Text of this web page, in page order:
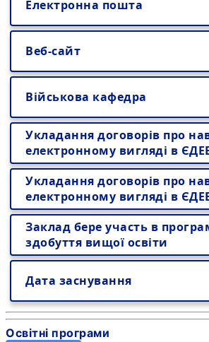
Електронна пошта
Веб-сайт
Військова кафедра
Укладання договорів про
електронному вигляді в
Укладання договорів про
електронному вигляді в
Заклад бере участь в
здобуття вищої освіти
Дата заснування
Освітні програми